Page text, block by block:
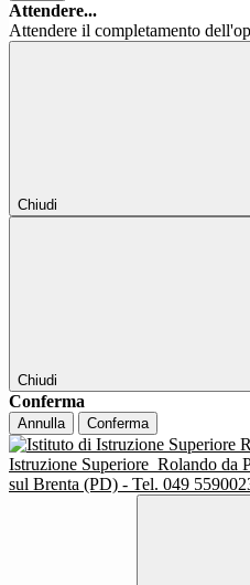
Attendere...
Attendere il completamento
Chiudi
Chiudi
Conferma
Annulla Conferma
Istruzione Superiore Rolando da
sul Brenta (PD) - Tel. 049